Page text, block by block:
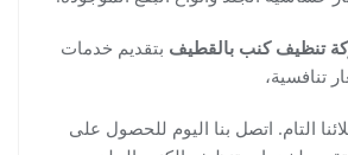
تنظيف كنب بالقطيف بتقديم خدمات
تنافسية،
التام. اتصل بنا اليوم للحصول على